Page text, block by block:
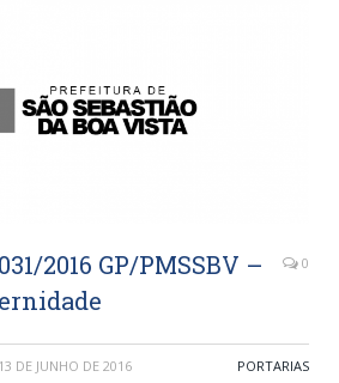
2016 GP/PMSSBV –
0
13 DE JUNHO DE 2016 PORTARIAS